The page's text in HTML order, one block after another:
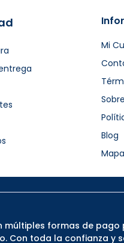
Mi
Blog
múltiples formas de
Con toda la confianza y